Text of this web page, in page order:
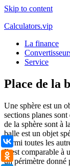
Skip to content
Calculators.vip
La finance
Service
Place de la
Une sphère est un
sections planes
de la sphère sont à
balle est un objet
parmi toutes les
Il est comparable à
un périmètre donné
ВКонтакте
Одноклассники